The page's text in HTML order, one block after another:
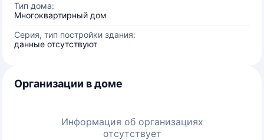
Тип дома:
Многоквартирный дом
Серия, тип постройки здания:
данные отсутствуют
Организации в доме
Информация об организациях
отсутствует